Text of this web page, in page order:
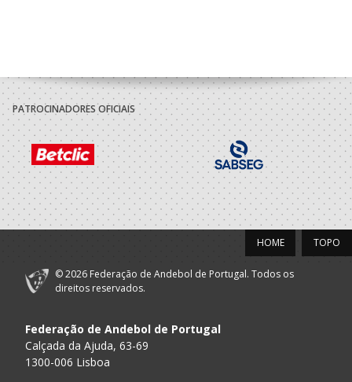
PATROCINADORES OFICIAIS
TOPO
HOME
© 2026 Federação de Andebol de Portugal. Todos os
direitos reservados.
Federação de Andebol de Portugal
Calçada da Ajuda, 63-69
1300-006 Lisboa